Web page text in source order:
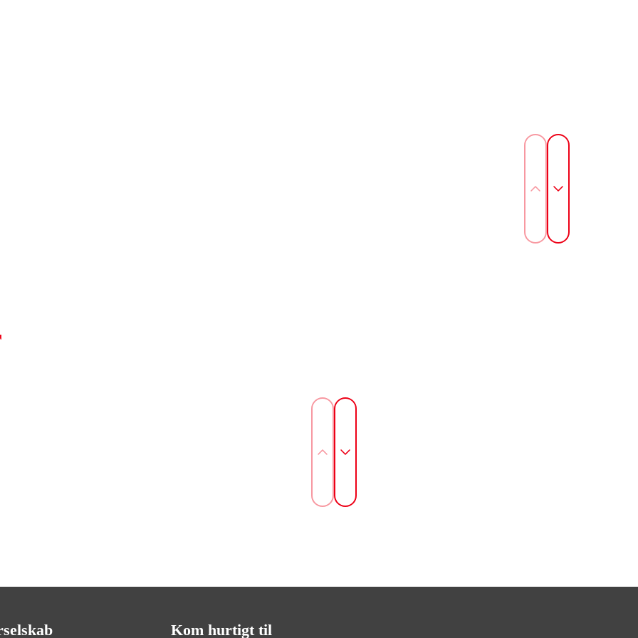
Kom hurtigt til